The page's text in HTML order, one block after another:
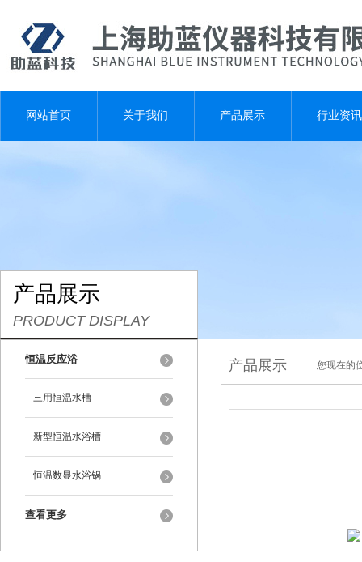
网站首页 关于我们 产品展示 行业资讯
产品展示
PRODUCT DISPLAY
恒温反应浴
三用恒温水槽
新型恒温水浴槽
恒温数显水浴锅
查看更多
产品展示 您现在的